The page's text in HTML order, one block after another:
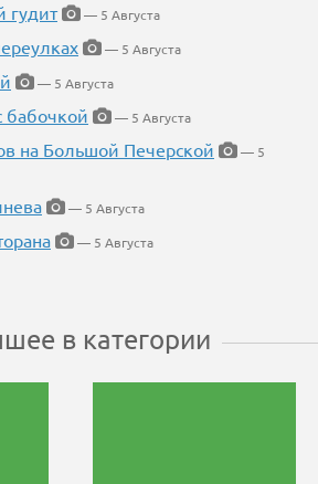
гудит
— 5 Августа
— 5 Августа
— 5 Августа
бабочкой
— 5 Августа
на Большой Печерской
— 5
— 5 Августа
— 5 Августа
в категории